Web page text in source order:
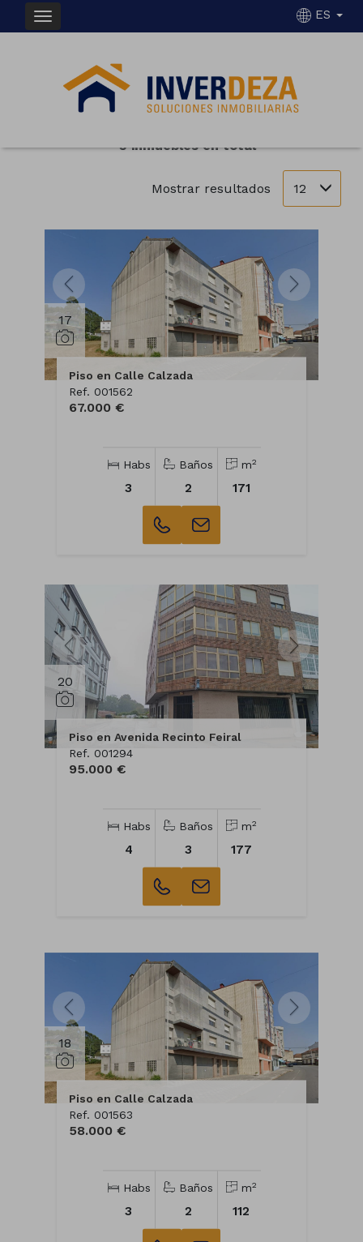
ES
INMUEBLES EN VENTA EN SILLEDA
Filtrar Ordenar
3 inmuebles en total
Mostrar resultados 12
17
Piso en Calle Calzada
Ref. 001562
67.000 €
Habs
3
Baños
2
m2
171
20
Piso en Avenida Recinto Feiral
Ref. 001294
95.000 €
Habs
4
Baños
3
m2
177
18
Piso en Calle Calzada
Ref. 001563
58.000 €
Habs
3
Baños
2
m2
112